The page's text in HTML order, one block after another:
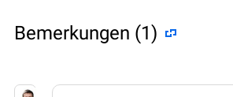
Bemerkungen (1)